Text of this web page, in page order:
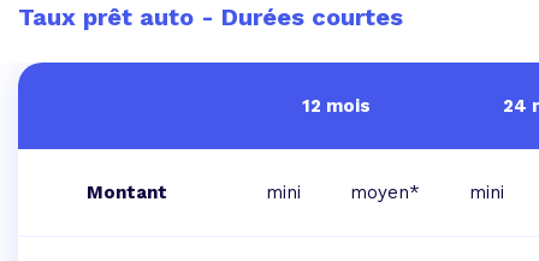
Taux prêt auto - Durées courtes
12 mois 24
Montant mini moyen* mini